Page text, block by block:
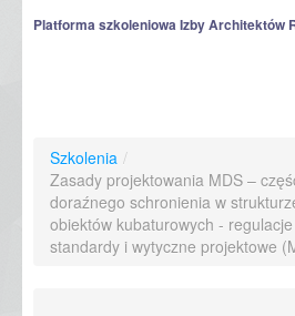
Platforma szkoleniowa Izby Architektów
Szkolenia /
Zasady projektowania MDS –
doraźnego schronienia w
obiektów kubaturowych -
standardy i wytyczne projektowe